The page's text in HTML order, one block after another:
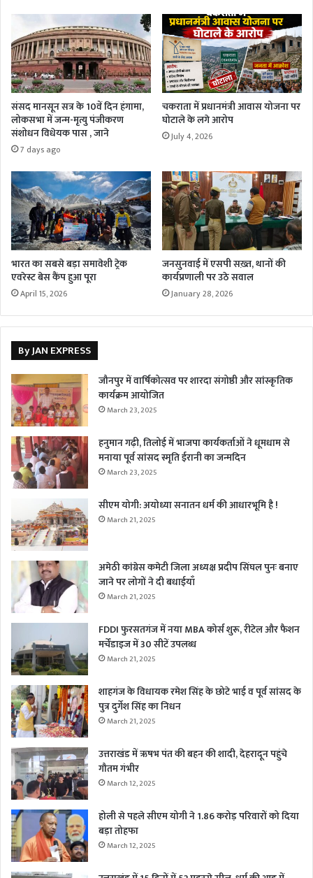
संसद मानसून सत्र के 10वें दिन हंगामा,
लोकसभा में जन्म-मृत्यु पंजीकरण
संशोधन विधेयक पास , जाने
7 days ago
चकराता में प्रधानमंत्री आवास योजना पर
घोटाले के लगे आरोप
July 4, 2026
भारत का सबसे बड़ा समावेशी ट्रेक
एवरेस्ट बेस कैंप हुआ पूरा
April 15, 2026
जनसुनवाई में एसपी सख़्त, थानों की
कार्यप्रणाली पर उठे सवाल
January 28, 2026
By JAN EXPRESS
जौनपुर में वार्षिकोत्सव पर शारदा संगोष्ठी और सांस्कृतिक
कार्यक्रम आयोजित
March 23, 2025
हनुमान गढ़ी, तिलोई में भाजपा कार्यकर्ताओं ने धूमधाम से
मनाया पूर्व सांसद स्मृति ईरानी का जन्मदिन
March 23, 2025
सीएम योगी: अयोध्या सनातन धर्म की आधारभूमि है !
March 21, 2025
अमेठी कांग्रेस कमेटी जिला अध्यक्ष प्रदीप सिंघल पुनः बनाए
जाने पर लोगों ने दी बधाईयाँ
March 21, 2025
FDDI फुरसतगंज में नया MBA कोर्स शुरू, रीटेल और फैशन
मर्चेंडाइज में 30 सीटें उपलब्ध
March 21, 2025
शाहगंज के विधायक रमेश सिंह के छोटे भाई व पूर्व सांसद के
पुत्र दुर्गेश सिंह का निधन
March 21, 2025
उत्तराखंड में ऋषभ पंत की बहन की शादी, देहरादून पहुंचे
गौतम गंभीर
March 12, 2025
होली से पहले सीएम योगी ने 1.86 करोड़ परिवारों को दिया
बड़ा तोहफा
March 12, 2025